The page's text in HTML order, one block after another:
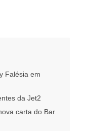
Falésia em
da Jet2
carta do Bar